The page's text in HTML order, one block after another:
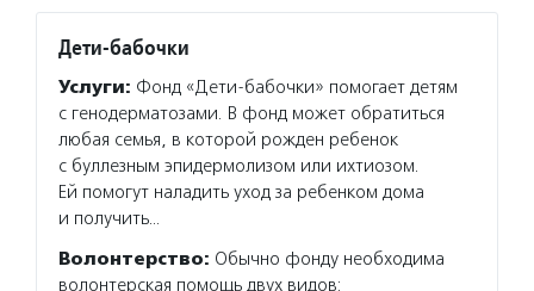
Дети-бабочки
Услуги: Фонд «Дети-бабочки» помогает детям
с генодерматозами. В фонд может обратиться
любая семья, в которой рожден ребенок
с буллезным эпидермолизом или ихтиозом.
Ей помогут наладить уход за ребенком дома
и получить…
Волонтерство: Обычно фонду необходима
волонтерская помощь двух видов: